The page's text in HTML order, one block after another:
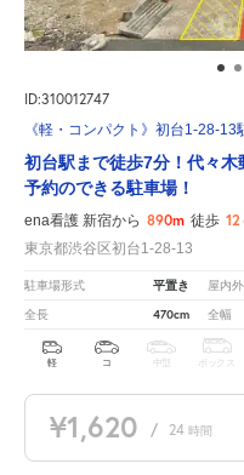
ID:310012747
《軽・コンパクト》初台1-28-13
初台駅まで徒歩7分！代々
予約のできる駐車場！
ena看護 新宿から 890m 徒歩 12
東京都渋谷区初台1-28-13
駐車場形式 平置き 屋内
全長 470cm 全幅
軽 コ 中型 ボックス
¥1,620 / 24 時間